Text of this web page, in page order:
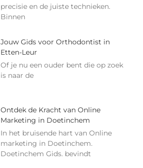
precisie en de juiste technieken.
Binnen
Jouw Gids voor Orthodontist in
Etten-Leur
Of je nu een ouder bent die op zoek
is naar de
Ontdek de Kracht van Online
Marketing in Doetinchem
In het bruisende hart van Online
marketing in Doetinchem.
Doetinchem Gids. bevindt